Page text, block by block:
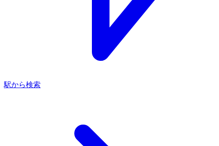
駅から検索